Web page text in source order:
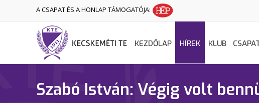
A CSAPAT ÉS A HONLAP TÁMOGATÓJA:
KEZDŐLAP HÍREK KLUB
Szabó István: Végig volt